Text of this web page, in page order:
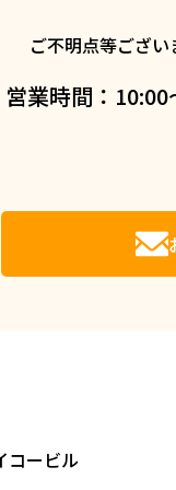
ご不明点等ござい
営業時間：
コービル